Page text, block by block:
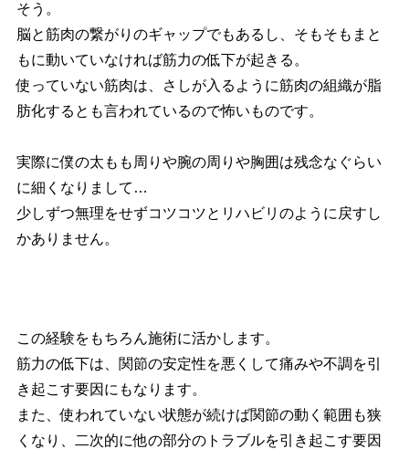
そう。
脳と筋肉の繋がりのギャップでもあるし、そもそもまと
もに動いていなければ筋力の低下が起きる。
使っていない筋肉は、さしが入るように筋肉の組織が脂
肪化するとも言われているので怖いものです。
実際に僕の太もも周りや腕の周りや胸囲は残念なぐらい
に細くなりまして…
少しずつ無理をせずコツコツとリハビリのように戻すし
かありません。
この経験をもちろん施術に活かします。
筋力の低下は、関節の安定性を悪くして痛みや不調を引
き起こす要因にもなります。
また、使われていない状態が続けば関節の動く範囲も狭
くなり、二次的に他の部分のトラブルを引き起こす要因